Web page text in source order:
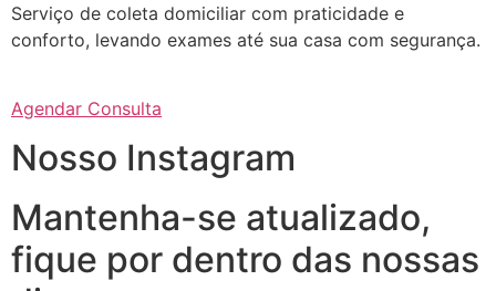
Serviço de coleta domiciliar com praticidade e
conforto, levando exames até sua casa com segurança.
Agendar Consulta
Nosso Instagram
Mantenha-se atualizado,
fique por dentro das nossas